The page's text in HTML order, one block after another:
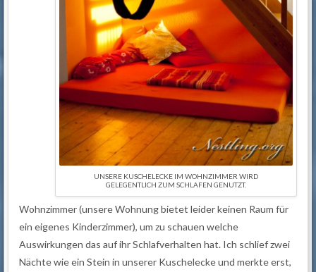
UNSERE KUSCHELECKE IM WOHNZIMMER WIRD
GELEGENTLICH ZUM SCHLAFEN GENUTZT.
Wohnzimmer (unsere Wohnung bietet leider keinen Raum für
ein eigenes Kinderzimmer), um zu schauen welche
Auswirkungen das auf ihr Schlafverhalten hat. Ich schlief zwei
Nächte wie ein Stein in unserer Kuschelecke und merkte erst,